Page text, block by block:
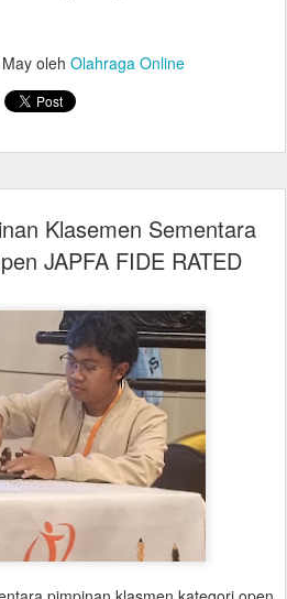
oleh Olahraga Online
Klasemen Sementara
JAPFA FIDE RATED